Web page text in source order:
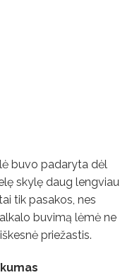
buvo padaryta dėl
skylę daug lengviau
tik pasakos, nes
buvimą lėmė ne
priežastis.